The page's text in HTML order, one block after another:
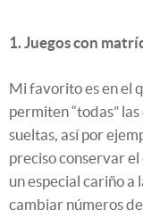
1. Juegos con
Mi favorito es en el
permiten “todas”
sueltas, así por
preciso conservar
un especial cariño a
cambiar números